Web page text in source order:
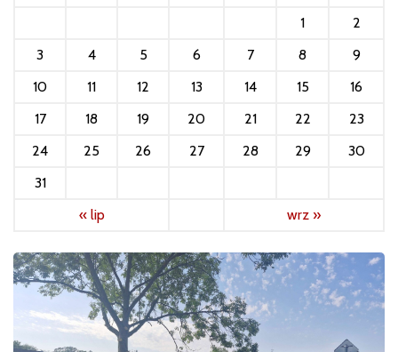
1
2
3
4 5 6 7 8
9
10
11 12 13 14 15
16
17
18 19 20 21 22
23
24
25 26 27 28 29
30
31
« lip
wrz »